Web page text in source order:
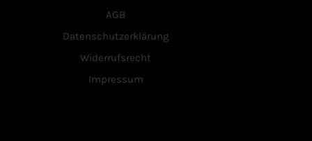
AGB
Datenschutzerklärung
Widerrufsrecht
Impressum